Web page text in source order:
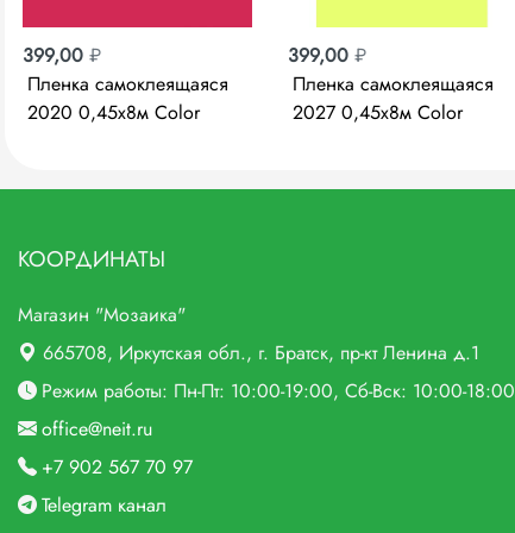
399,00 ₽
Пленка самоклеящаяся
2020 0,45х8м Color
399,00₽
Пленка самоклеящаяся
2027 0,45х8м Color
КООРДИНАТЫ
Магазин "Мозаика"
665708, Иркутская обл., г. Братск, пр-кт Ленина д.1
Режим работы: Пн-Пт: 10:00-19:00, Сб-Вск: 10:00-18:00
office@neit.ru
+7 902 567 70 97
Telegram канал